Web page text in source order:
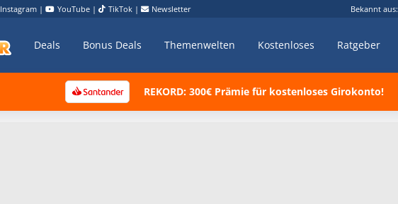
Instagram | YouTube | TikTok | Newsletter Bekannt aus:
Deals Bonus Deals Themenwelten Kostenloses Ratgeber
REKORD: 300€ Prämie für kostenloses Girokonto!